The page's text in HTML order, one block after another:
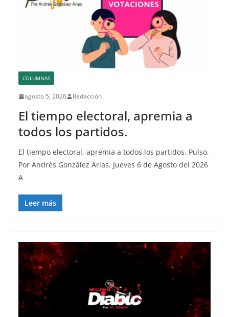
COLUMNAS
agosto 5, 2026 Redacción
El tiempo electoral, apremia a
todos los partidos.
El tiempo electoral, apremia a todos los partidos. Pulso,
Por Andrés González Arias. Jueves 6 de Agosto del 2026
A
Leer más